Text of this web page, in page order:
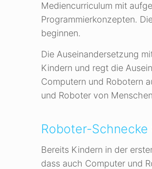
Mediencurriculum mit
Programmierkonzepten.
beginnen.
Die Auseinandersetzung
Kindern und regt die
Computern und Robotern
und Roboter von
Roboter-Schnecke
Bereits Kindern in der
dass auch Computer und